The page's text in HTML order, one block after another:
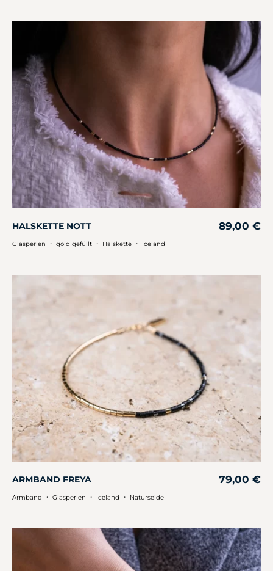
HALSKETTE NOTT 89,00 €
Glasperlen ・ gold gefüllt ・ Halskette ・ Iceland
ARMBAND FREYA 79,00 €
Armband ・ Glasperlen ・ Iceland ・ Naturseide